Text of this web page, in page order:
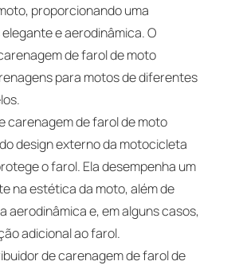
proporcionando uma
e aerodinâmica. O
de farol de moto
para motos de diferentes
carenagem de farol de moto
design externo da motocicleta
o farol. Ela desempenha um
na estética da moto, além de
aerodinâmica e, em alguns casos,
adicional ao farol.
de carenagem de farol de